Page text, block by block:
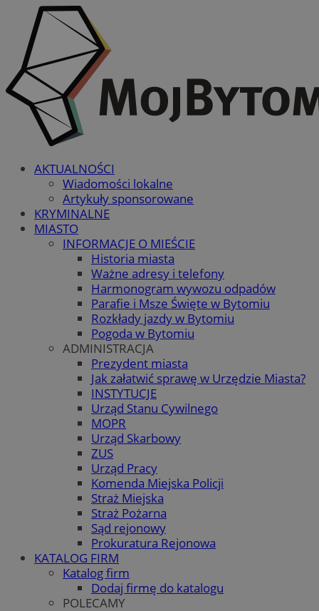
AKTUALNOŚCI
Wiadomości lokalne
Artykuły sponsorowane
KRYMINALNE
MIASTO
INFORMACJE O MIEŚCIE
Historia miasta
Ważne adresy i telefony
Harmonogram wywozu odpadów
Parafie i Msze Święte w Bytomiu
Rozkłady jazdy w Bytomiu
Pogoda w Bytomiu
ADMINISTRACJA
Prezydent miasta
Jak załatwić sprawę w Urzędzie Miasta?
INSTYTUCJE
Urząd Stanu Cywilnego
MOPR
Urząd Skarbowy
ZUS
Urząd Pracy
Komenda Miejska Policji
Straż Miejska
Straż Pożarna
Sąd rejonowy
Prokuratura Rejonowa
KATALOG FIRM
Katalog firm
Dodaj firmę do katalogu
POLECAMY